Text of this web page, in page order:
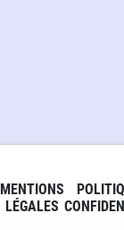
MENTIONS
LÉGALES